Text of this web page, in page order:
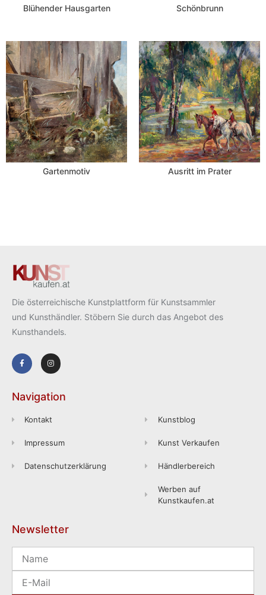
Blühender Hausgarten Schönbrunn
Gartenmotiv Ausritt im Prater
Die österreichische Kunstplattform für Kunstsammler
und Kunsthändler. Stöbern Sie durch das Angebot des
Kunsthandels.
Navigation
Kontakt
Impressum
Datenschutzerklärung
Kunstblog
Kunst Verkaufen
Händlerbereich
Werben auf
Kunstkaufen.at
Newsletter